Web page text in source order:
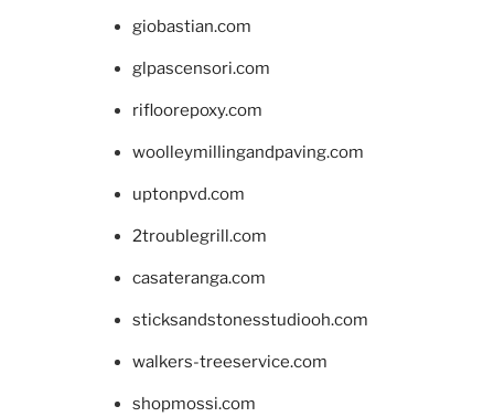
giobastian.com
glpascensori.com
rifloorepoxy.com
woolleymillingandpaving.com
uptonpvd.com
2troublegrill.com
casateranga.com
sticksandstonesstudiooh.com
walkers-treeservice.com
shopmossi.com